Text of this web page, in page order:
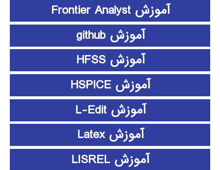
آموزش Frontier Analyst
آموزش github
آموزش HFSS
آموزش HSPICE
آموزش L-Edit
آموزش Latex
آموزش LISREL